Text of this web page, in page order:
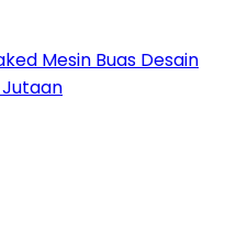
Mesin Buas Desain
Jutaan